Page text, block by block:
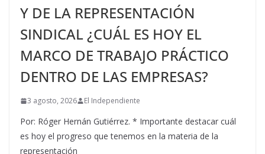
Y DE LA REPRESENTACIÓN
SINDICAL ¿CUÁL ES HOY EL
MARCO DE TRABAJO PRÁCTICO
DENTRO DE LAS EMPRESAS?
3 agosto, 2026 El Independiente
Por: Róger Hernán Gutiérrez. * Importante destacar cuál
es hoy el progreso que tenemos en la materia de la
representación